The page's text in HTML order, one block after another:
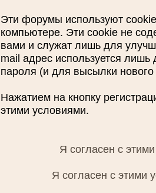
Эти форумы используют
компьютере. Эти cookie не
вами и служат лишь для
mail адрес используется
пароля (и для высылки
Нажатием на кнопку
этими условиями.
Я согласен с
Я согласен с этими